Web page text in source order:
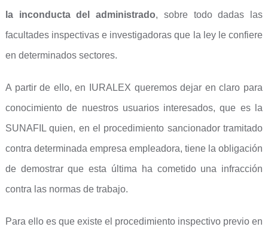
la inconducta del administrado, sobre todo dadas las
facultades inspectivas e investigadoras que la ley le confiere
en determinados sectores.
A partir de ello, en IURALEX queremos dejar en claro para
conocimiento de nuestros usuarios interesados, que es la
SUNAFIL quien, en el procedimiento sancionador tramitado
contra determinada empresa empleadora, tiene la obligación
de demostrar que esta última ha cometido una infracción
contra las normas de trabajo.
Para ello es que existe el procedimiento inspectivo previo en